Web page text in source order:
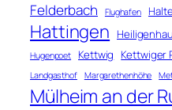
Felderbach Flughafen
Hattingen
Hugenpoet Kettwig Kettwiger
Landgasthof
Margarethenhöhe
Mülheim an der